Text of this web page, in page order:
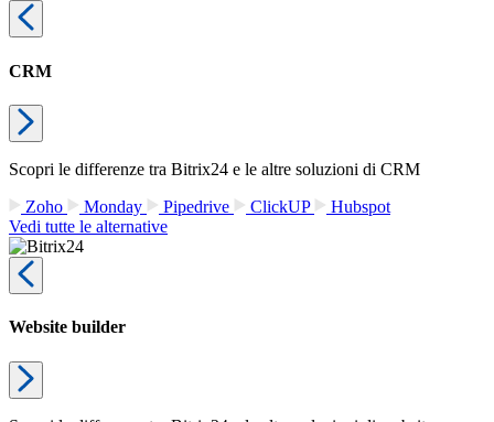
CRM
Scopri le differenze tra Bitrix24 e le altre soluzioni di CRM
Zoho
Monday Pipedrive ClickUP
Hubspot
Vedi tutte le alternative
Website builder